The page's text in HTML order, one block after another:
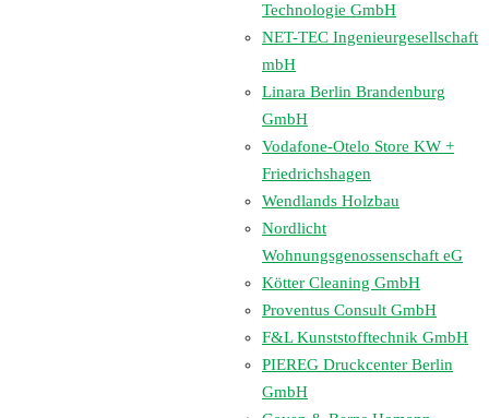
Technologie GmbH
NET-TEC Ingenieurgesellschaft
mbH
Linara Berlin Brandenburg
GmbH
Vodafone-Otelo Store KW +
Friedrichshagen
Wendlands Holzbau
Nordlicht
Wohnungsgenossenschaft eG
Kötter Cleaning GmbH
Proventus Consult GmbH
F&L Kunststofftechnik GmbH
PIEREG Druckcenter Berlin
GmbH